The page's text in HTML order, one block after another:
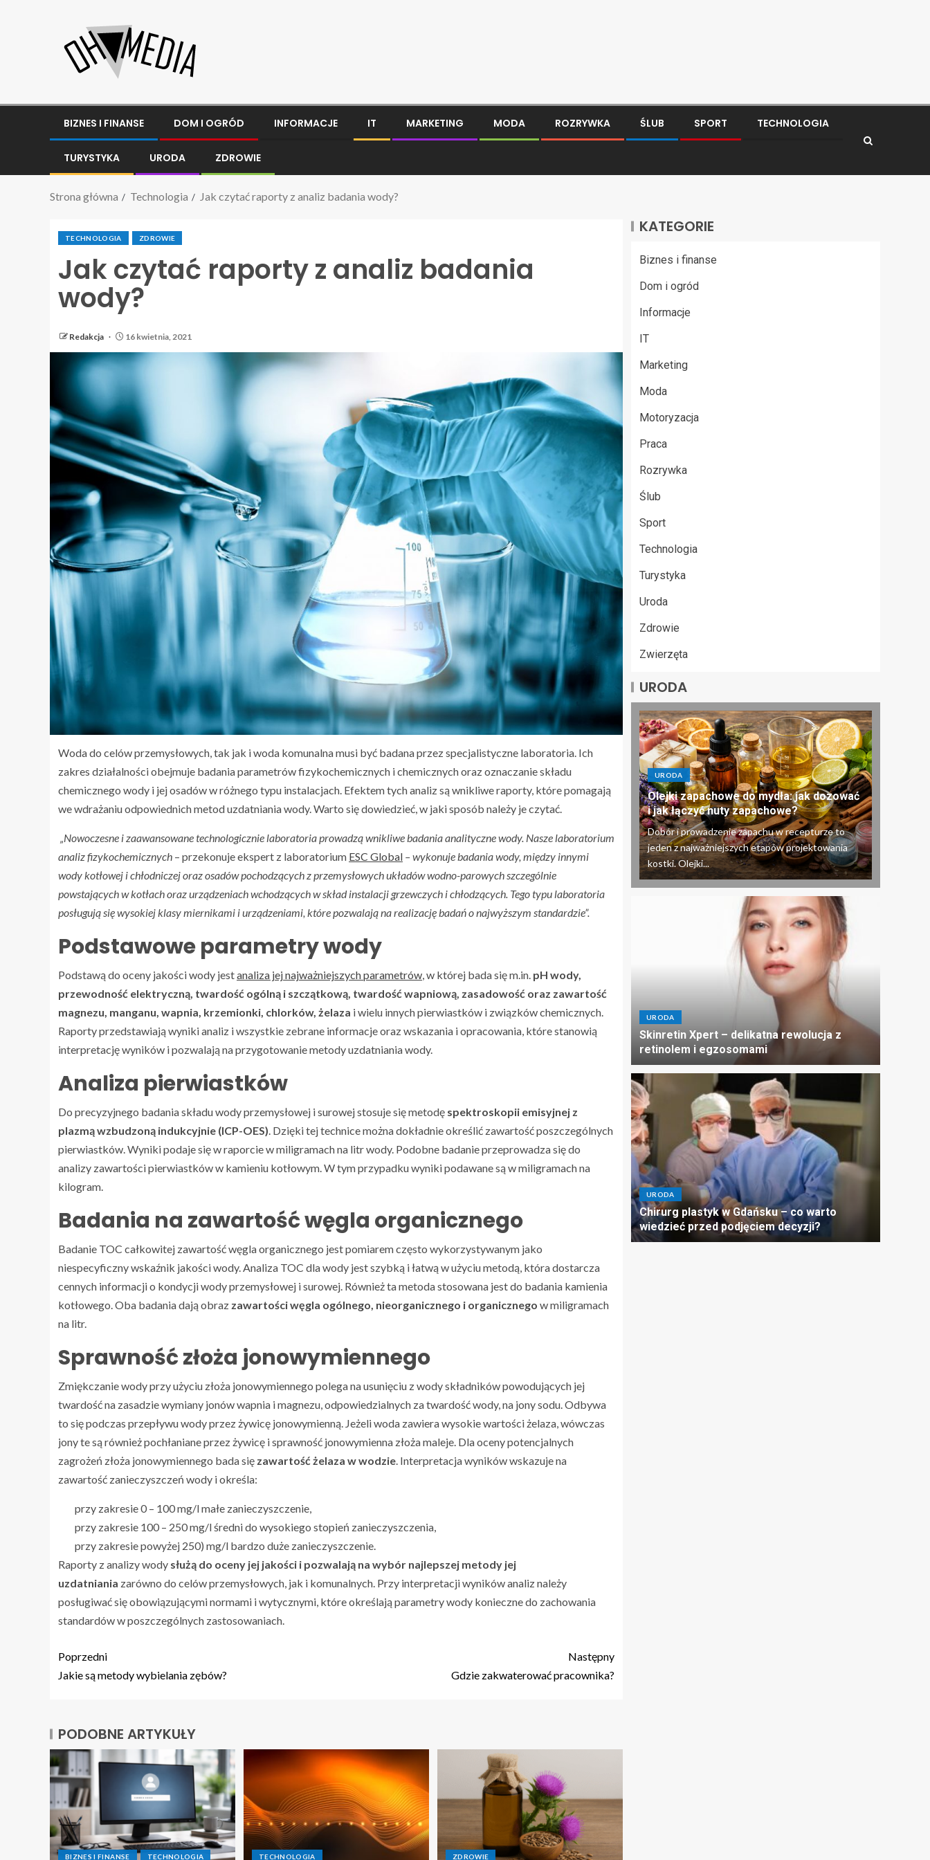
BIZNES I FINANSE DOM I OGRÓD INFORMACJE IT MARKETING MODA ROZRYWKA ŚLUB SPORT TECHNOLOGIA
TURYSTYKA URODA ZDROWIE
Strona główna Technologia Jak czytać raporty z analiz badania wody?
TECHNOLOGIA ZDROWIE
Jak czytać raporty z analiz badania
wody?
Redakcja 16 kwietnia, 2021
Woda do celów przemysłowych, tak jak i woda komunalna musi być badana przez specjalistyczne laboratoria. Ich
zakres działalności obejmuje badania parametrów fizykochemicznych i chemicznych oraz oznaczanie składu
chemicznego wody i jej osadów w różnego typu instalacjach. Efektem tych analiz są wnikliwe raporty, które pomagają
we wdrażaniu odpowiednich metod uzdatniania wody. Warto się dowiedzieć, w jaki sposób należy je czytać.
„Nowoczesne i zaawansowane technologicznie laboratoria prowadzą wnikliwe badania analityczne wody. Nasze laboratorium
analiz fizykochemicznych – przekonuje ekspert z laboratorium ESC Global – wykonuje badania wody, między innymi
wody kotłowej i chłodniczej oraz osadów pochodzących z przemysłowych układów wodno-parowych szczególnie
powstających w kotłach oraz urządzeniach wchodzących w skład instalacji grzewczych i chłodzących. Tego typu laboratoria
posługują się wysokiej klasy miernikami i urządzeniami, które pozwalają na realizację badań o najwyższym standardzie”.
Podstawowe parametry wody
Podstawą do oceny jakości wody jestanaliza jej najważniejszych parametrów, w której bada się m.in. pH wody,
przewodność elektryczną, twardość ogólną i szczątkową, twardość wapniową, zasadowość oraz zawartość
magnezu, manganu, wapnia, krzemionki, chlorków, żelaza i wielu innych pierwiastków i związków chemicznych.
Raporty przedstawiają wyniki analiz i wszystkie zebrane informacje oraz wskazania i opracowania, które stanowią
interpretację wyników i pozwalają na przygotowanie metody uzdatniania wody.
Analiza pierwiastków
Do precyzyjnego badania składu wody przemysłowej i surowej stosuje się metodę spektroskopii emisyjnej z
plazmą wzbudzoną indukcyjnie (ICP-OES). Dzięki tej technice można dokładnie określić zawartość poszczególnych
pierwiastków. Wyniki podaje się w raporcie w miligramach na litr wody. Podobne badanie przeprowadza się do
analizy zawartości pierwiastków w kamieniu kotłowym. W tym przypadku wyniki podawane są w miligramach na
kilogram.
Badania na zawartość węgla organicznego
Badanie TOC całkowitej zawartość węgla organicznego jest pomiarem często wykorzystywanym jako
niespecyficzny wskaźnik jakości wody. Analiza TOC dla wody jest szybką i łatwą w użyciu metodą, która dostarcza
cennych informacji o kondycji wody przemysłowej i surowej. Również ta metoda stosowana jest do badania kamienia
kotłowego. Oba badania dają obraz zawartości węgla ogólnego, nieorganicznego i organicznego w miligramach
na litr.
Sprawność złoża jonowymiennego
Zmiękczanie wody przy użyciu złoża jonowymiennego polega na usunięciu z wody składników powodujących jej
twardość na zasadzie wymiany jonów wapnia i magnezu, odpowiedzialnych za twardość wody, na jony sodu. Odbywa
to się podczas przepływu wody przez żywicę jonowymienną. Jeżeli woda zawiera wysokie wartości żelaza, wówczas
jony te są również pochłaniane przez żywicę i sprawność jonowymienna złoża maleje. Dla oceny potencjalnych
zagrożeń złoża jonowymiennego bada się zawartość żelaza w wodzie. Interpretacja wyników wskazuje na
zawartość zanieczyszczeń wody i określa:
przy zakresie 0 – 100 mg/l małe zanieczyszczenie,
przy zakresie 100 – 250 mg/l średni do wysokiego stopień zanieczyszczenia,
przy zakresie powyżej 250) mg/l bardzo duże zanieczyszczenie.
Raporty z analizy wody służą do oceny jej jakości i pozwalają na wybór najlepszej metody jej
uzdatniania zarówno do celów przemysłowych, jak i komunalnych. Przy interpretacji wyników analiz należy
posługiwać się obowiązującymi normami i wytycznymi, które określają parametry wody konieczne do zachowania
standardów w poszczególnych zastosowaniach.
Poprzedni
Jakie są metody wybielania zębów?
Następny
Gdzie zakwaterować pracownika?
PODOBNE ARTYKUŁY
BIZNES I FINANSE TECHNOLOGIA TECHNOLOGIA ZDROWIE
KATEGORIE
Biznes i finanse
Dom i ogród
Informacje
IT
Marketing
Moda
Motoryzacja
Praca
Rozrywka
Ślub
Sport
Technologia
Turystyka
Uroda
Zdrowie
Zwierzęta
URODA
URODA
Olejki zapachowe do mydła: jak dozować
i jak łączyć nuty zapachowe?
Dobór i prowadzenie zapachu w recepturze to
jeden z najważniejszych etapów projektowania
kostki. Olejki...
URODA
Skinretin Xpert – delikatna rewolucja z
retinolem i egzosomami
URODA
Chirurg plastyk w Gdańsku – co warto
wiedzieć przed podjęciem decyzji?